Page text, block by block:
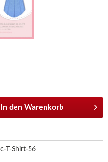
In den Warenkorb
T-Shirt-56